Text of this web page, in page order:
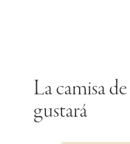
La camisa
gustará